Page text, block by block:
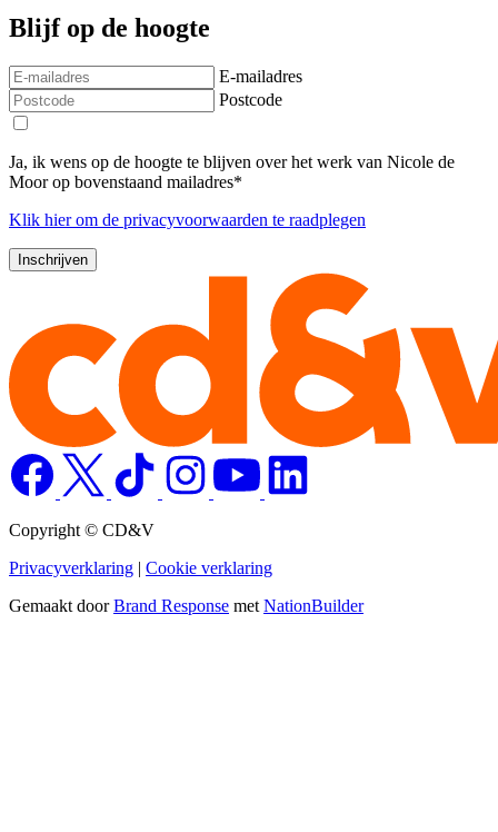
Blijf op de hoogte
E-mailadres
Postcode
Ja, ik wens op de hoogte te blijven over het werk van Nicole de
Moor op bovenstaand mailadres*
Klik hierom de privacyvoorwaarden te raadplegen
Copyright © CD&V
Privacyverklaring | Cookie verklaring
Gemaakt doorBrand Response met NationBuilder